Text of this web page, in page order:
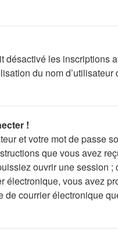
désactivé les inscriptions
du nom
!
et votre mot de
que vous avez
ouvrir une
électronique, vous avez
courrier électronique